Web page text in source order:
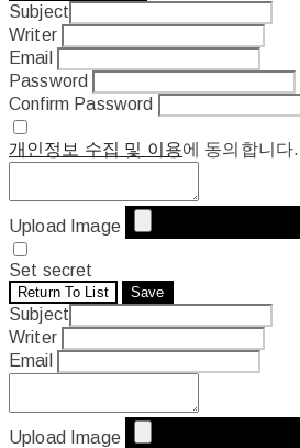
Subject
Writer
Email
Password
Confirm Password
개인정보 수집 및 이용에 동의합니다.
Upload Image
Set secret
Return To List Save
Subject
Writer
Email
Upload Image